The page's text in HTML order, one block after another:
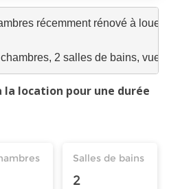
récemment rénové à
2 salles de bains, vue
la location pour une durée
Salles de bains
2